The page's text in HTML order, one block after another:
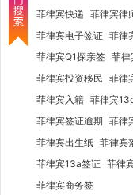
菲律宾快递 菲律宾律
菲律宾电子签证 菲律
菲律宾Q1探亲签 菲律
菲律宾投资移民 菲律
菲律宾入籍 菲律宾
菲律宾签证逾期 菲律
菲律宾出生纸 菲律宾
菲律宾13a签证 菲律
菲律宾商务签